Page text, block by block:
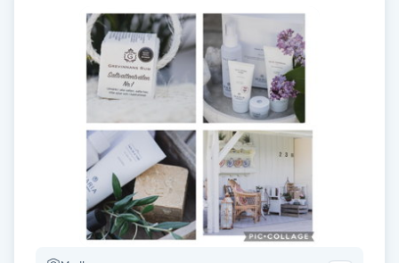
Fransborttagning
Fransfärgning
Fransförlängning Megavolym
Fransförlängning Volym
Fransk manikyr